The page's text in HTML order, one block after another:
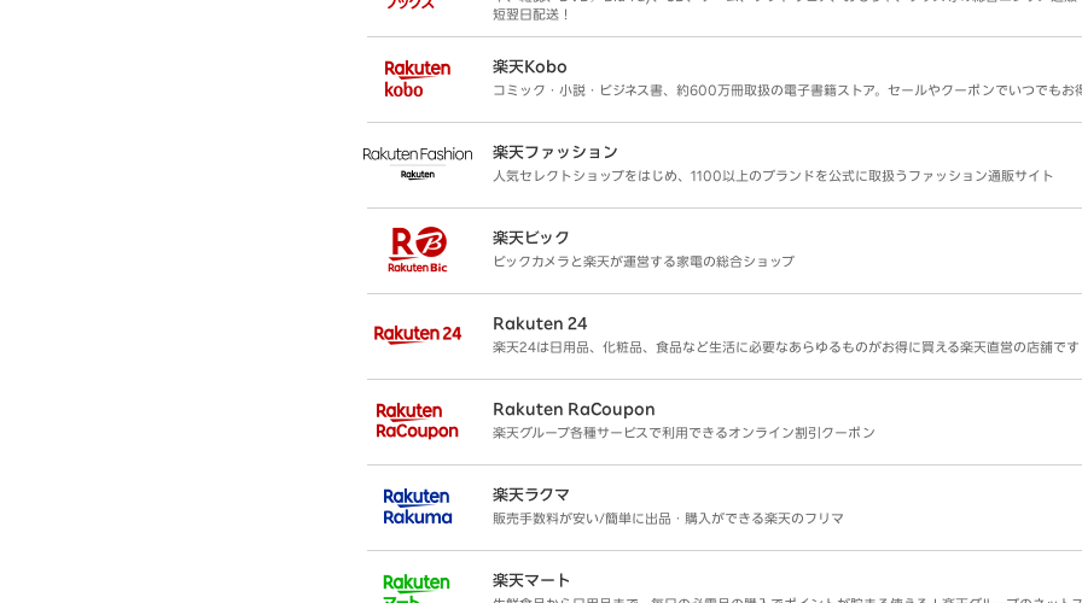
短翌日配送！
楽天Kobo
コミック・小説・ビジネス書、約600万冊取扱の電子書籍ストア。セールやクーポンでいつでもお
楽天ファッション
人気セレクトショップをはじめ、1100以上のブランドを公式に取扱うファッション通販サイト
楽天ビック
ビックカメラと楽天が運営する家電の総合ショップ
Rakuten 24
楽天24は日用品、化粧品、食品など生活に必要なあらゆるものがお得に買える楽天直営の店舗です
Rakuten RaCoupon
楽天グループ各種サービスで利用できるオンライン割引クーポン
楽天ラクマ
販売手数料が安い/簡単に出品・購入ができる楽天のフリマ
楽天マート